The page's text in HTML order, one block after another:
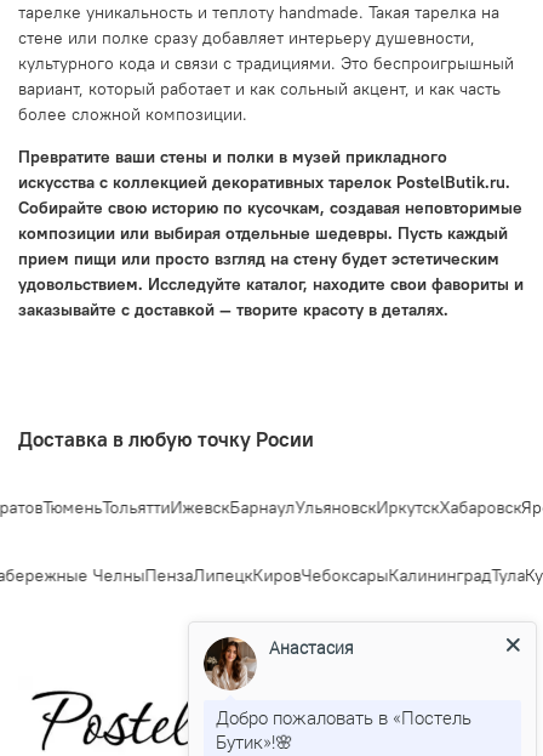
тарелке уникальность и теплоту handmade. Такая тарелка на
стене или полке сразу добавляет интерьеру душевности,
культурного кода и связи с традициями. Это беспроигрышный
вариант, который работает и как сольный акцент, и как часть
более сложной композиции.
Превратите ваши стены и полки в музей прикладного
искусства с коллекцией декоративных тарелок PostelButik.ru.
Собирайте свою историю по кусочкам, создавая неповторимые
композиции или выбирая отдельные шедевры. Пусть каждый
прием пищи или просто взгляд на стену будет эстетическим
удовольствием. Исследуйте каталог, находите свои фавориты и
заказывайте с доставкой — творите красоту в деталях.
Доставка в любую точку Росии
ТюменьТольяттиИжевскБарнаулУльяновскИркутскХабаровск
ЧелныПензаЛипецкКировЧебоксарыКалининградТула
Анастасия
Добро пожаловать в «Постель
Бутик»!🌸